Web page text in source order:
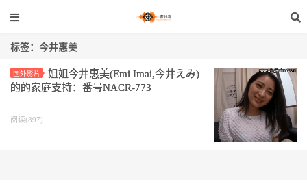
标签：今井惠美
国外影片
姐姐今井惠美(Emi Imai,今井えみ)
的的家庭支持：番号NACR-773
阅读(897)